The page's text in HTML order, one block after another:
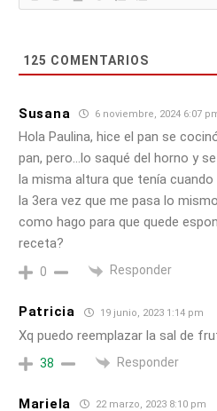
125 COMENTARIOS
Susana 6 noviembre, 2024 6:07
Hola Paulina, hice el pan se
pan, pero…lo saqué del horno y
la misma altura que tenía
la 3era vez que me pasa lo mismo
como hago para que quede
receta?
0 Responder
Patricia 19 junio, 2023 1:14 pm
Xq puedo reemplazar la sal de
38 Responder
Mariela 22 marzo, 2023 8:10 pm